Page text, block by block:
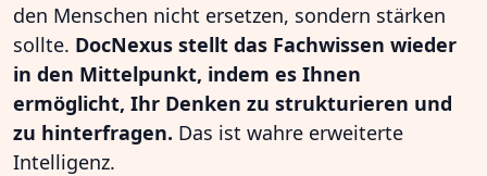
den Menschen nicht ersetzen, sondern stärken
sollte. DocNexus stellt das Fachwissen wieder
in den Mittelpunkt, indem es Ihnen
ermöglicht, Ihr Denken zu strukturieren und
zu hinterfragen. Das ist wahre erweiterte
Intelligenz.